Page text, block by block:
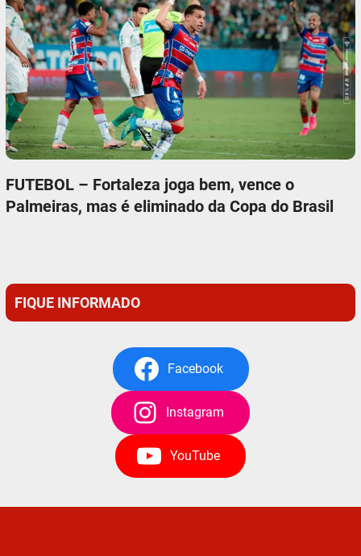
FUTEBOL – Fortaleza joga bem, vence o
Palmeiras, mas é eliminado da Copa do Brasil
FIQUE INFORMADO
Facebook
Instagram
YouTube